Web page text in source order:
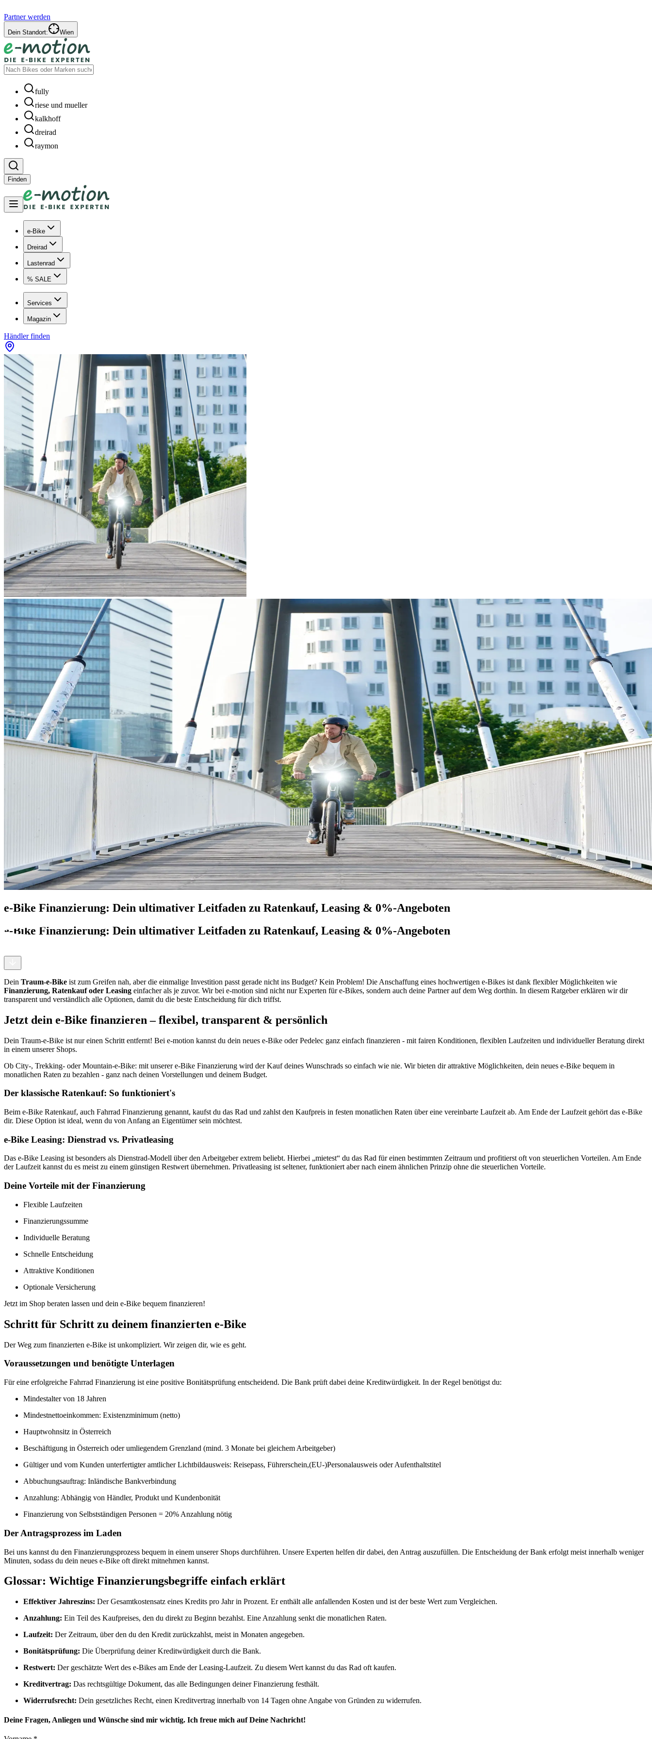
Partner werden
Dein Standort: Wien
fully
riese und mueller
kalkhoff
dreirad
raymon
Finden
e-Bike
Dreirad
Lastenrad
% SALE
Services
Magazin
Händler finden
e-Bike Finanzierung: Dein ultimativer Leitfaden zu Ratenkauf, Leasing & 0%-Angeboten
e-Bike Finanzierung: Dein ultimativer Leitfaden zu Ratenkauf, Leasing & 0%-Angeboten
Dein Traum-e-Bike ist zum Greifen nah, aber die einmalige Investition passt gerade nicht ins Budget? Kein Problem! Die Anschaffung eines hochwertigen e-Bikes ist dank flexibler Möglichkeiten wie
Finanzierung, Ratenkauf oder Leasing einfacher als je zuvor. Wir bei e-motion sind nicht nur Experten für e-Bikes, sondern auch deine Partner auf dem Weg dorthin. In diesem Ratgeber erklären wir dir
transparent und verständlich alle Optionen, damit du die beste Entscheidung für dich triffst.
Jetzt dein e-Bike finanzieren – flexibel, transparent & persönlich
Dein Traum-e-Bike ist nur einen Schritt entfernt! Bei e-motion kannst du dein neues e-Bike oder Pedelec ganz einfach finanzieren - mit fairen Konditionen, flexiblen Laufzeiten und individueller Beratung direkt
in einem unserer Shops.
Ob City-, Trekking- oder Mountain-e-Bike: mit unserer e-Bike Finanzierung wird der Kauf deines Wunschrads so einfach wie nie. Wir bieten dir attraktive Möglichkeiten, dein neues e-Bike bequem in
monatlichen Raten zu bezahlen - ganz nach deinen Vorstellungen und deinem Budget.
Der klassische Ratenkauf: So funktioniert's
Beim e-Bike Ratenkauf, auch Fahrrad Finanzierung genannt, kaufst du das Rad und zahlst den Kaufpreis in festen monatlichen Raten über eine vereinbarte Laufzeit ab. Am Ende der Laufzeit gehört das e-Bike
dir. Diese Option ist ideal, wenn du von Anfang an Eigentümer sein möchtest.
e-Bike Leasing: Dienstrad vs. Privatleasing
Das e-Bike Leasing ist besonders als Dienstrad-Modell über den Arbeitgeber extrem beliebt. Hierbei „mietest“ du das Rad für einen bestimmten Zeitraum und profitierst oft von steuerlichen Vorteilen. Am Ende
der Laufzeit kannst du es meist zu einem günstigen Restwert übernehmen. Privatleasing ist seltener, funktioniert aber nach einem ähnlichen Prinzip ohne die steuerlichen Vorteile.
Deine Vorteile mit der Finanzierung
Flexible Laufzeiten
Finanzierungssumme
Individuelle Beratung
Schnelle Entscheidung
Attraktive Konditionen
Optionale Versicherung
Jetzt im Shop beraten lassen und dein e-Bike bequem finanzieren!
Schritt für Schritt zu deinem finanzierten e-Bike
Der Weg zum finanzierten e-Bike ist unkompliziert. Wir zeigen dir, wie es geht.
Voraussetzungen und benötigte Unterlagen
Für eine erfolgreiche Fahrrad Finanzierung ist eine positive Bonitätsprüfung entscheidend. Die Bank prüft dabei deine Kreditwürdigkeit. In der Regel benötigst du:
Mindestalter von 18 Jahren
Mindestnettoeinkommen: Existenzminimum (netto)
Hauptwohnsitz in Österreich
Beschäftigung in Österreich oder umliegendem Grenzland (mind. 3 Monate bei gleichem Arbeitgeber)
Gültiger und vom Kunden unterfertigter amtlicher Lichtbildausweis: Reisepass, Führerschein,(EU-)Personalausweis oder Aufenthaltstitel
Abbuchungsauftrag: Inländische Bankverbindung
Anzahlung: Abhängig von Händler, Produkt und Kundenbonität
Finanzierung von Selbstständigen Personen = 20% Anzahlung nötig
Der Antragsprozess im Laden
Bei uns kannst du den Finanzierungsprozess bequem in einem unserer Shops durchführen. Unsere Experten helfen dir dabei, den Antrag auszufüllen. Die Entscheidung der Bank erfolgt meist innerhalb weniger
Minuten, sodass du dein neues e-Bike oft direkt mitnehmen kannst.
Glossar: Wichtige Finanzierungsbegriffe einfach erklärt
Effektiver Jahreszins: Der Gesamtkostensatz eines Kredits pro Jahr in Prozent. Er enthält alle anfallenden Kosten und ist der beste Wert zum Vergleichen.
Anzahlung: Ein Teil des Kaufpreises, den du direkt zu Beginn bezahlst. Eine Anzahlung senkt die monatlichen Raten.
Laufzeit: Der Zeitraum, über den du den Kredit zurückzahlst, meist in Monaten angegeben.
Bonitätsprüfung: Die Überprüfung deiner Kreditwürdigkeit durch die Bank.
Restwert: Der geschätzte Wert des e-Bikes am Ende der Leasing-Laufzeit. Zu diesem Wert kannst du das Rad oft kaufen.
Kreditvertrag: Das rechtsgültige Dokument, das alle Bedingungen deiner Finanzierung festhält.
Widerrufsrecht: Dein gesetzliches Recht, einen Kreditvertrag innerhalb von 14 Tagen ohne Angabe von Gründen zu widerrufen.
Deine Fragen, Anliegen und Wünsche sind mir wichtig. Ich freue mich auf Deine Nachricht!